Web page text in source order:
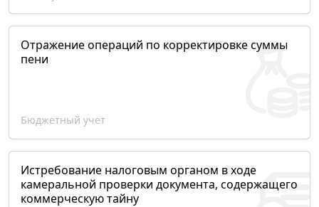
Отражение операций по корректировке суммы
пени
Бюджетный учет
Истребование налоговым органом в ходе
камеральной проверки документа, содержащего
коммерческую тайну